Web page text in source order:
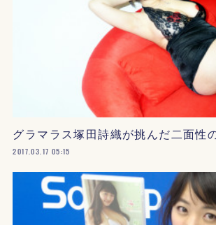
グラマラス塚田詩織が挑んだ二面性
2017.03.17 05:15